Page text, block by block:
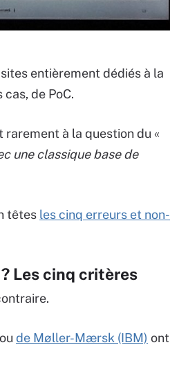
entièrement dédiés à la
de PoC.
à la question du «
une classique base de
têtes les cinq erreurs et non-
Les cinq critères
de Møller-Mærsk (IBM) ont